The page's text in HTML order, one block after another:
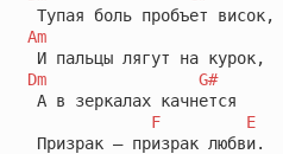
Am
Dm
G#
А в зеркалах качнется
F
E
Призрак – призрак любви.